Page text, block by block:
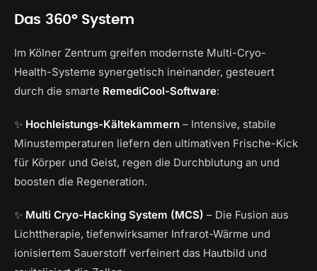
Das 360° System
Im Kölner Zentrum greifen modernste Multi-Cryo-
Health-Systeme synergetisch ineinander, gesteuert
durch die smarte RemediCool-Software:
✨ Hochleistungs-Kältekammern – Intensive, stabile
Minustemperaturen liefern den ultimativen Frische-Kick
für Körper und Geist, regen die Durchblutung an und
boosten die Regeneration.
✨ Multi Cryo-Hacking System (MCS) – Die Fusion aus
Lichttherapie, tiefenwirksamer Infrarot-Wärme und
ionisiertem Sauerstoff verfeinert das Hautbild und